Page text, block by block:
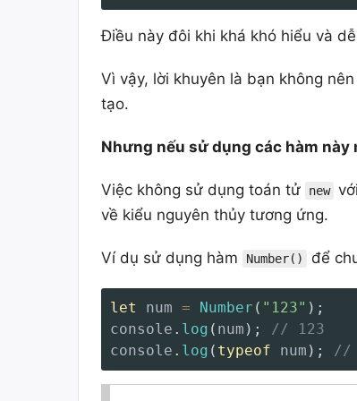
Điều này đôi khi khá khó hiểu và
Vì vậy, lời khuyên là bạn không
tạo.
Nhưng nếu sử dụng các hàm
Việc không sử dụng toán tử new
về kiểu nguyên thủy tương ứng.
Ví dụ sử dụng hàm Number() để
let num = Number ( "123" ) ;
console . log ( num ) ;
// 123
console . log ( typeof num ) ; //